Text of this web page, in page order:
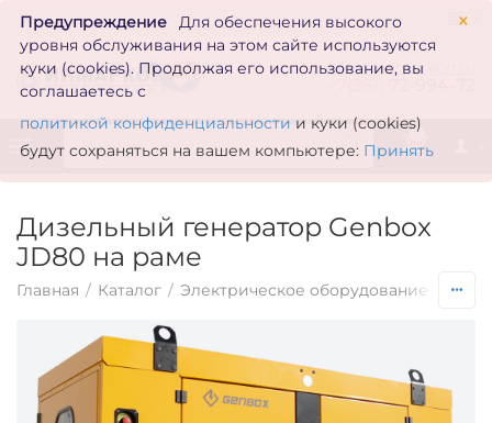
×
Предупреждение
Для обеспечения высокого
уровня обслуживания на этом сайте используются
куки (cookies). Продолжая его использование, вы
соглашаетесь с
политикой конфиденциальности и куки (cookies)
будут сохраняться на вашем компьютере: Принять
zakaz@inmarkon.ru
0
Дизельный генератор Genbox
JD80 на раме
Главная / Каталог / Электрическое оборудование